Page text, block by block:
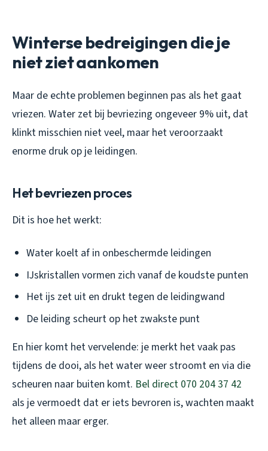
Winterse bedreigingen die je
niet ziet aankomen
Maar de echte problemen beginnen pas als het gaat
vriezen. Water zet bij bevriezing ongeveer 9% uit, dat
klinkt misschien niet veel, maar het veroorzaakt
enorme druk op je leidingen.
Het bevriezen proces
Dit is hoe het werkt:
Water koelt af in onbeschermde leidingen
IJskristallen vormen zich vanaf de koudste punten
Het ijs zet uit en drukt tegen de leidingwand
De leiding scheurt op het zwakste punt
En hier komt het vervelende: je merkt het vaak pas
tijdens de dooi, als het water weer stroomt en via die
scheuren naar buiten komt. Bel direct 070 204 37 42
als je vermoedt dat er iets bevroren is, wachten maakt
het alleen maar erger.